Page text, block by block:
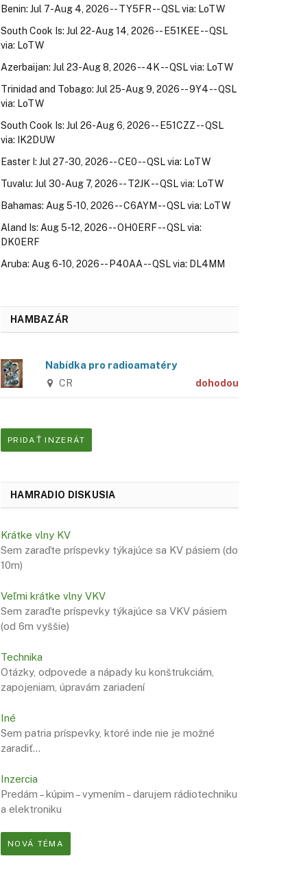
Benin: Jul 7-Aug 4, 2026 -- TY5FR -- QSL via: LoTW
South Cook Is: Jul 22-Aug 14, 2026 -- E51KEE -- QSL
via: LoTW
Azerbaijan: Jul 23-Aug 8, 2026 -- 4K -- QSL via: LoTW
Trinidad and Tobago: Jul 25-Aug 9, 2026 -- 9Y4 -- QSL
via: LoTW
South Cook Is: Jul 26-Aug 6, 2026 -- E51CZZ -- QSL
via: IK2DUW
Easter I: Jul 27-30, 2026 -- CE0 -- QSL via: LoTW
Tuvalu: Jul 30-Aug 7, 2026 -- T2JK -- QSL via: LoTW
Bahamas: Aug 5-10, 2026 -- C6AYM -- QSL via: LoTW
Aland Is: Aug 5-12, 2026 -- OH0ERF -- QSL via:
DK0ERF
Aruba: Aug 6-10, 2026 -- P40AA -- QSL via: DL4MM
HAMBAZÁR
Nabídka pro radioamatéry
CR dohodou
PRIDAŤ INZERÁT
HAMRADIO DISKUSIA
Krátke vlny KV
Sem zaraďte príspevky týkajúce sa KV pásiem (do
10m)
Veľmi krátke vlny VKV
Sem zaraďte príspevky týkajúce sa VKV pásiem
(od 6m vyššie)
Technika
Otázky, odpovede a nápady ku konštrukciám,
zapojeniam, úpravám zariadení
Iné
Sem patria príspevky, ktoré inde nie je možné
zaradiť…
Inzercia
Predám – kúpim – vymením – darujem rádiotechniku
a elektroniku
NOVÁ TÉMA